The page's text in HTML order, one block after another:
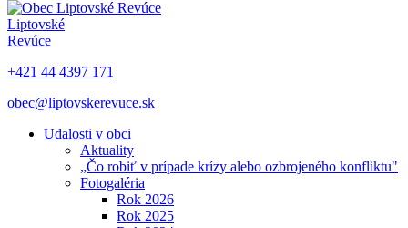
Liptovské
Revúce
+421 44 4397 171
obec@liptovskerevuce.sk
Udalosti v obci
Aktuality
„Čo robiť v prípade krízy alebo ozbrojeného konfliktu"
Fotogaléria
Rok 2026
Rok 2025